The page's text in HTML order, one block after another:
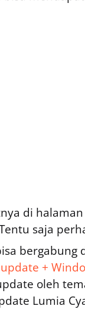
di
saja
bergabung
+
oleh
Lumia